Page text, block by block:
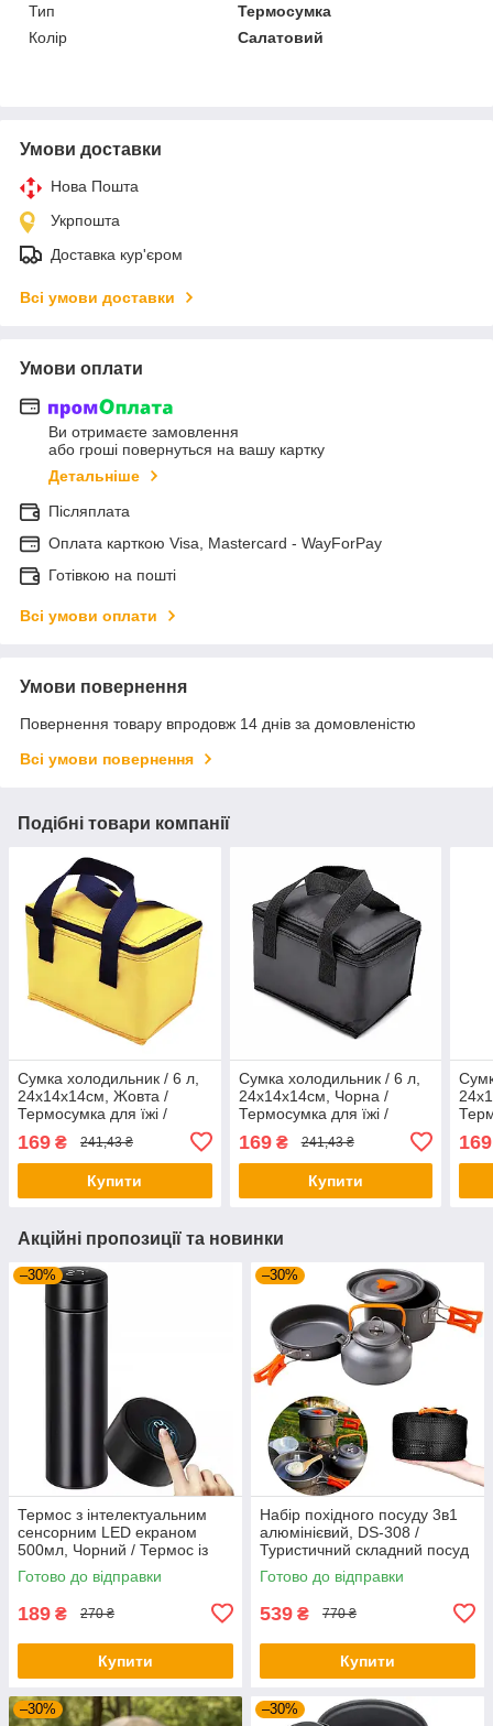
Тип
Термосумка
Колір
Салатовий
Умови доставки
Нова Пошта
Укрпошта
Доставка кур'єром
Всі умови доставки
Умови оплати
Ви отримаєте замовлення
або гроші повернуться на вашу картку
Детальніше
Післяплата
Оплата карткою Visa, Mastercard - WayForPay
Готівкою на пошті
Всі умови оплати
Умови повернення
Повернення товару впродовж 14 днів за домовленістю
Всі умови повернення
Подібні товари компанії
Сумка холодильник / 6 л,
24х14х14см, Жовта /
Термосумка для їжі /
169 ₴ 241,43 ₴
Купити
Сумка холодильник / 6 л,
24х14х14см, Чорна /
Термосумка для їжі /
169₴ 241,43 ₴
Купити
169
Акційні пропозиції та новинки
–30%
Термос з інтелектуальним
сенсорним LED екраном
500мл, Чорний / Термос із
нержавіючої сталі
Готово до відправки
189 ₴ 270 ₴
Купити
–30%
Набір похідного посуду 3в1
алюмінієвий, DS-308 /
Туристичний складний посуд
(чайник, каструля,
сковорідка)
Готово до відправки
539 ₴ 770 ₴
Купити
–30% –30%